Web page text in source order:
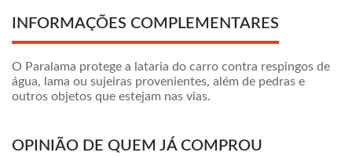
INFORMAÇÕES COMPLEMENTARES
O Paralama protege a lataria do carro contra respingos de
água, lama ou sujeiras provenientes, além de pedras e
outros objetos que estejam nas vias.
OPINIÃO DE QUEM JÁ COMPROU